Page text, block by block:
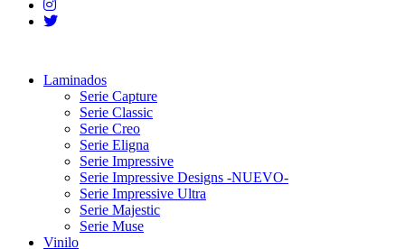
Laminados
Serie Capture
Serie Classic
Serie Creo
Serie Eligna
Serie Impressive
Serie Impressive Designs -NUEVO-
Serie Impressive Ultra
Serie Majestic
Serie Muse
Vinilo